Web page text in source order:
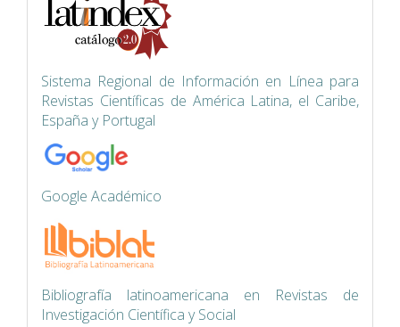
Sistema Regional de Información en Línea para
Revistas Científicas de América Latina, el Caribe,
España y Portugal
Google Académico
Bibliografía latinoamericana en Revistas de
Investigación Científica y Social